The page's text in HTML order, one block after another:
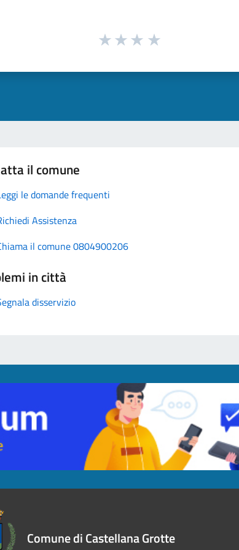
il comune
le domande frequenti
Assistenza
il comune 0804900206
in città
disservizio
Comune di Castellana Grotte